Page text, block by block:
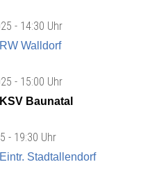
- 14:30 Uhr
RW Walldorf
- 15:00 Uhr
KSV Baunatal
- 19:30 Uhr
Eintr. Stadtallendorf